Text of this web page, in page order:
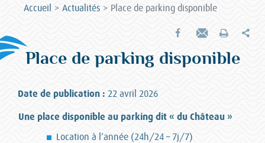
Accueil Actualités Place de parking disponible
Partager sur Facebook
Envoyer par e-mail
Imprimer
Place de parking disponible
Date de publication : 22 avril 2026
Une place disponible au parking dit « du Château »
Location à l’année (24h/24 – 7j/7)